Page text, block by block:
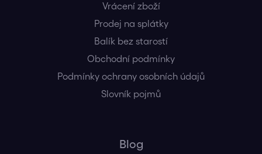
Vrácení zboží
Prodej na splátky
Balík bez starostí
Obchodní podmínky
Podmínky ochrany osobních údajů
Slovník pojmů
Blog